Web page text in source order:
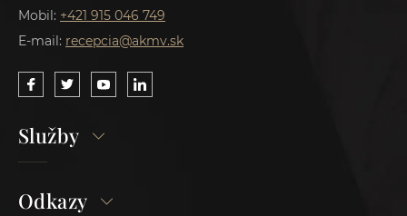
Mobil: +421 915 046 749
E-mail: recepcia@akmv.sk
Služby
Odkazy